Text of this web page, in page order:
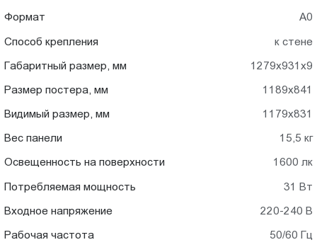
Формат А0
Способ крепления к стене
Габаритный размер, мм 1279x931x9
Размер постера, мм 1189x841
Видимый размер, мм 1179x831
Вес панели 15,5 кг
Освещенность на поверхности 1600 лк
Потребляемая мощность 31 Вт
Входное напряжение 220-240 В
Рабочая частота 50/60 Гц